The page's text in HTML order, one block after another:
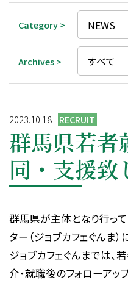
会社紹介
CONTACT
プライバシーポリシー
Category >
Archives >
2023.10.18 RECRUIT
群馬県若者
同・支援致
群馬県が主体となり行っ
ター（ジョブカフェぐんま
ジョブカフェぐんまでは、
介・就職後のフォローアッ